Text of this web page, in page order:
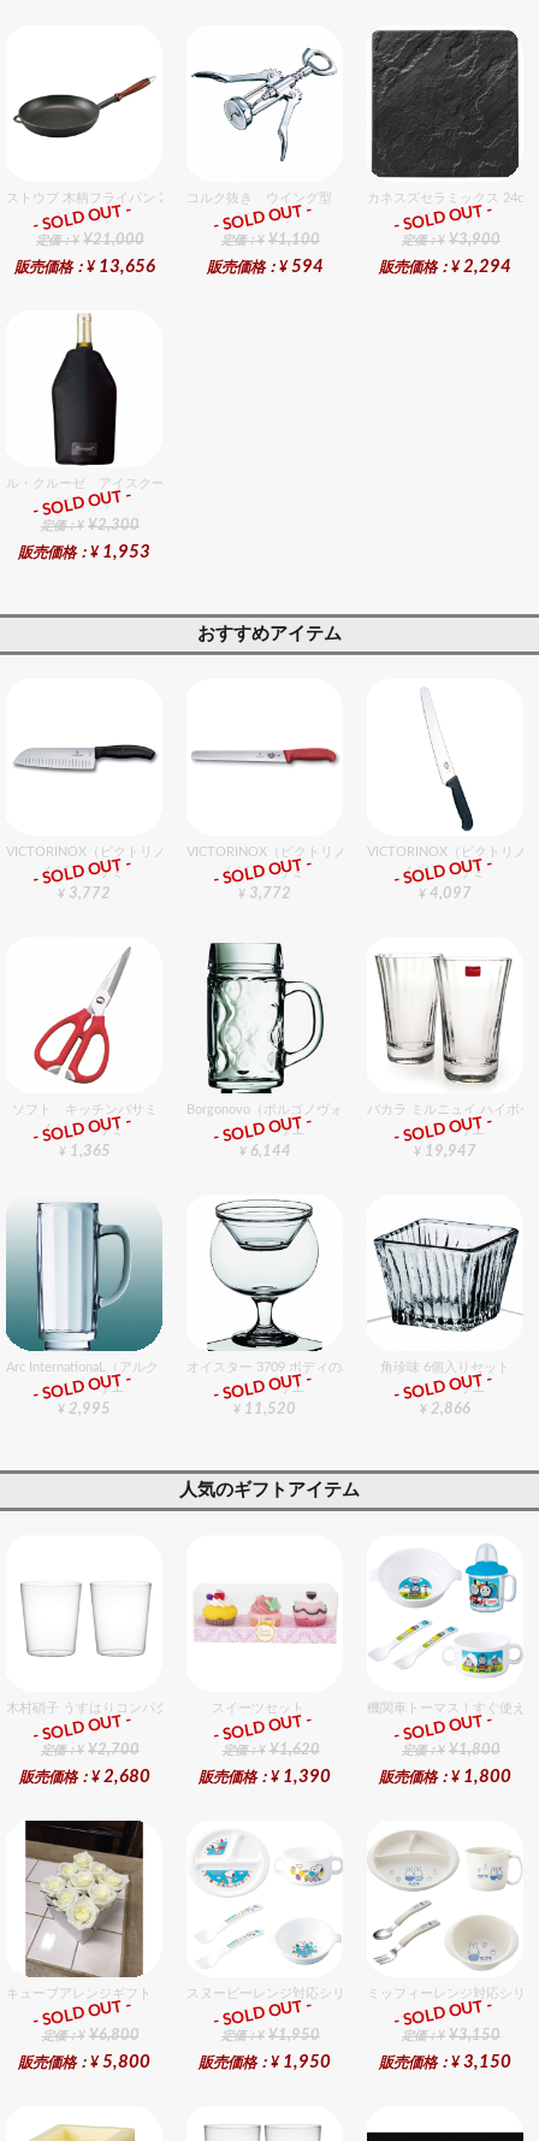
ストウブ 木柄フライパン 28cm
総合ﾗﾝｷﾝｸﾞ
定価：¥ ¥21,000
販売価格：¥ 13,656
- SOLD OUT -
コルク抜き ウイング型 クローム
総合ﾗﾝｷﾝｸﾞ
定価：¥ ¥1,100
販売価格：¥ 594
- SOLD OUT -
カネスズセラミックス
総合ﾗﾝｷﾝｸﾞ
定価：¥ ¥3,900
販売価格：¥ 2,294
- SOLD OUT -
ル・クルーゼ アイスクーラースリーブ ブラック
総合ﾗﾝｷﾝｸﾞ
定価：¥ ¥2,300
販売価格：¥ 1,953
- SOLD OUT -
おすすめアイテム
VICTORINOX（ビクトリノックス） 三徳包丁プラス 17cm
包丁・ハサミ
¥ 3,772
- SOLD OUT -
VICTORINOX（ビクトリノックス） ウェーブナイフ 30cm
包丁・ハサミ
¥ 3,772
- SOLD OUT -
VICTORINOX（ビクトリノ
包丁・ハサミ
¥ 4,097
- SOLD OUT -
ソフト キッチンバサミ
包丁・ハサミ
¥ 1,365
- SOLD OUT -
Borgonovo（ボルゴノヴォ） ドン ビアマグ1.0 6個入りセ
グラスバリエ
¥ 6,144
- SOLD OUT -
バカラ ミルニュイ ハイボー
グラスバリエ
¥ 19,947
- SOLD OUT -
Arc InternationaL（アルク・インターナショナル） ミンデン ジョッキ L 6個入りセット
グラスバリエ
¥ 2,995
- SOLD OUT -
オイスター 3709 ボディのみ 12個入りセット
グラスバリエ
¥ 11,520
- SOLD OUT -
角珍味 6個入りセット
グラスバリエ
¥ 2,866
- SOLD OUT -
人気のギフトアイテム
木村硝子 うすはりコンパクト270cc オールドグラスギフトセット（2個入り）
ギフト
定価：¥ ¥2,700
販売価格：¥ 2,680
- SOLD OUT -
スイーツセット
ギフト
定価：¥ ¥1,620
販売価格：¥ 1,390
- SOLD OUT -
機関車トーマス！すぐ使え
ギフト
定価：¥ ¥1,800
販売価格：¥ 1,800
- SOLD OUT -
キューブアレンジギフト ホワイト
ギフト
定価：¥ ¥6,800
販売価格：¥ 5,800
- SOLD OUT -
スヌーピーレンジ対応シリーズセット セット販売商品です
ギフト
定価：¥ ¥1,950
販売価格：¥ 1,950
- SOLD OUT -
ミッフィーレンジ対応シリ
ギフト
定価：¥ ¥3,150
販売価格：¥ 3,150
- SOLD OUT -